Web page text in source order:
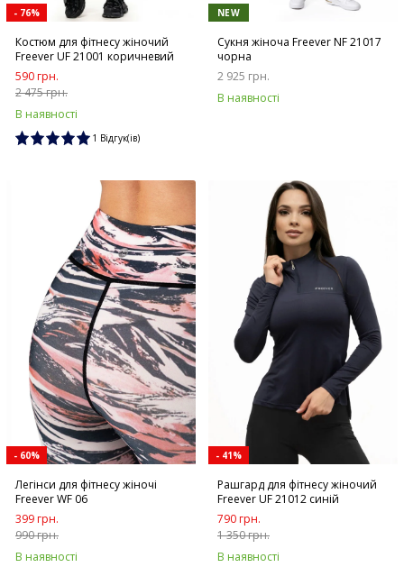
- 76%
Костюм для фітнесу жіночий
Freever UF 21001 коричневий
590 грн.
2 475 грн.
В наявності
1 Відгук(ів)
NEW
Сукня жіноча Freever NF 21017
чорна
2 925 грн.
В наявності
- 60%
Легінси для фітнесу жіночі
Freever WF 06
399 грн.
990 грн.
В наявності
- 41%
Рашгард для фітнесу жіночий
Freever UF 21012 синій
790 грн.
1 350 грн.
В наявності